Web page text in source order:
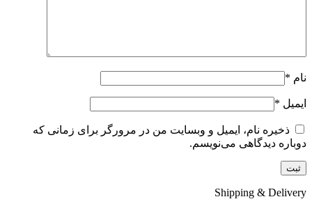
نام *
ایمیل *
ذخیره نام، ایمیل و وبسایت من در مرورگر برای زمانی که
دوباره دیدگاهی می‌نویسم.
Shipping & Delivery